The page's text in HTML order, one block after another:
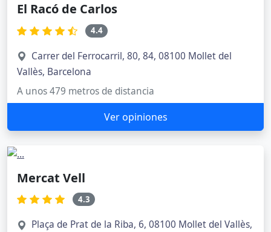
El Racó de Carlos
4.4
Carrer del Ferrocarril, 80, 84, 08100 Mollet del
Vallès, Barcelona
A unos 479 metros de distancia
Ver opiniones
Mercat Vell
4.3
Plaça de Prat de la Riba, 6, 08100 Mollet del Vallès,